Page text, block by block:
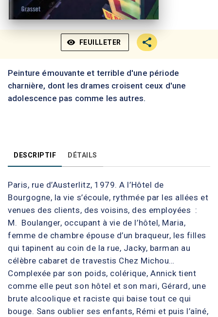
visibility FEUILLETER
Peinture émouvante et terrible d'une période
charnière, dont les drames croisent ceux d'une
adolescence pas comme les autres.
DESCRIPTIF DÉTAILS
Paris, rue d’Austerlitz, 1979. A l’Hôtel de
Bourgogne, la vie s’écoule, rythmée par les allées et
venues des clients, des voisins, des employées :
M. Boulanger, occupant à vie de l’hôtel, Maria,
femme de chambre épouse d’un braqueur, les filles
qui tapinent au coin de la rue, Jacky, barman au
célèbre cabaret de travestis Chez Michou…
Complexée par son poids, colérique, Annick tient
comme elle peut son hôtel et son mari, Gérard, une
brute alcoolique et raciste qui baise tout ce qui
bouge. Sans oublier ses enfants, Rémi et puis l’aîné,